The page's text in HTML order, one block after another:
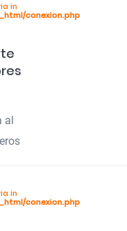
in
conexion.php
al
in
conexion.php